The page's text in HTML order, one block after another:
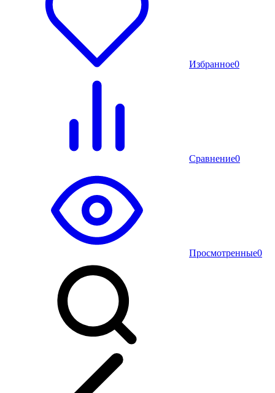
Избранное0
Сравнение0
Просмотренные0